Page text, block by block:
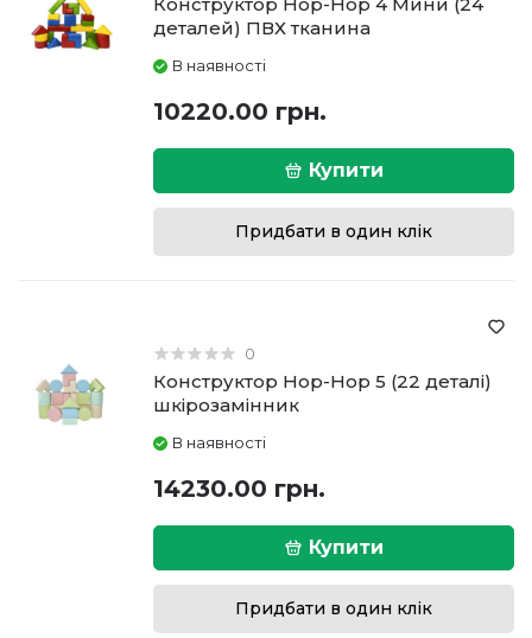
деталей) ПВХ тканина
В наявності
10220.00 грн.
Купити
Придбати в один клік
0
Конструктор Hop-Hop 5 (22 деталі)
шкірозамінник
В наявності
14230.00 грн.
Купити
Придбати в один клік